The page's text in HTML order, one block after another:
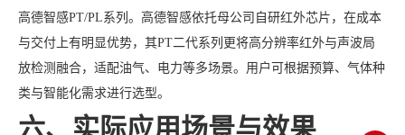
高德智感PT/PL系列。高德智感依托母公司自研红外芯片，在成本
与交付上有明显优势，其PT二代系列更将高分辨率红外与声波局
放检测融合，适配油气、电力等多场景。用户可根据预算、气体种
类与智能化需求进行选型。
六、实际应用场景与效果